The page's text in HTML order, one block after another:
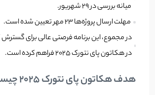
میانه بررسی در ۲۹ شهریور.
مهلت ارسال پروژه‌ها ۲۳ مهر تعیین شده است.
در هکاتون پای نتورک ۲۰۲۵ فراهم کرده است.
هدف هکاتون پای نتورک ۲۰۲۵ چیست؟